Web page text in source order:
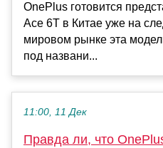
OnePlus готовится
Ace 6T в Китае уже на
мировом рынке эта
под названи...
11:00, 11 Дек
Правда ли, что